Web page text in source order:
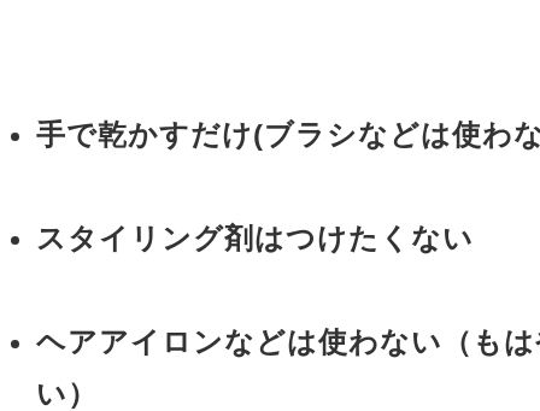
手で乾かすだけ(ブラシなどは使わ
スタイリング剤はつけたくない
ヘアアイロンなどは使わない（も
い）